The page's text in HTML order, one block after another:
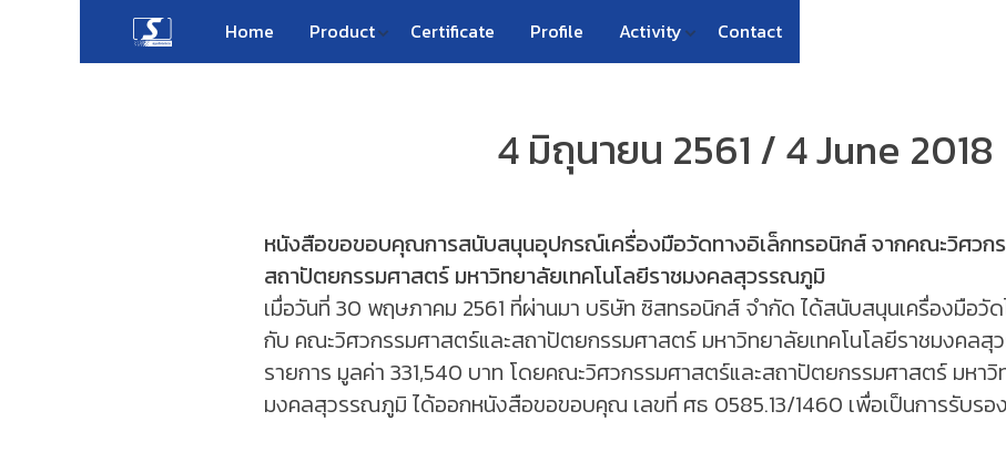
Home Product Certificate Profile Activity Contact
4 มิถุนายน 2561 / 4 June 2018
หนังสือขอขอบคุณการสนับสนุนอุปกรณ์เครื่องมือวัดทางอิเล็กทรอนิกส์ จากคณะวิศวก
สถาปัตยกรรมศาสตร์ มหาวิทยาลัยเทคโนโลยีราชมงคลสุวรรณภูมิ
เมื่อวันที่ 30 พฤษภาคม 2561 ที่ผ่านมา บริษัท ซิสทรอนิกส์ จำกัด ได้สนับสนุนเครื่องมือวั
กับ คณะวิศวกรรมศาสตร์และสถาปัตยกรรมศาสตร์ มหาวิทยาลัยเทคโนโลยีราชมงคลสุ
รายการ มูลค่า 331,540 บาท โดยคณะวิศวกรรมศาสตร์และสถาปัตยกรรมศาสตร์ มหาวิ
มงคลสุวรรณภูมิ ได้ออกหนังสือขอขอบคุณ เลขที่ ศธ 0585.13/1460 เพื่อเป็นการรับรอง